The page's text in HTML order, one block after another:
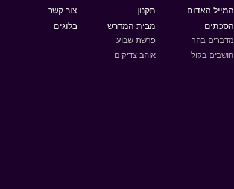
המייל האדום תקנון צור קשר
הסכתים
מדברים בהר
חושבים בקול
מבית המדרש
פרשת שבוע
אוהב צדיקים
בלוגים